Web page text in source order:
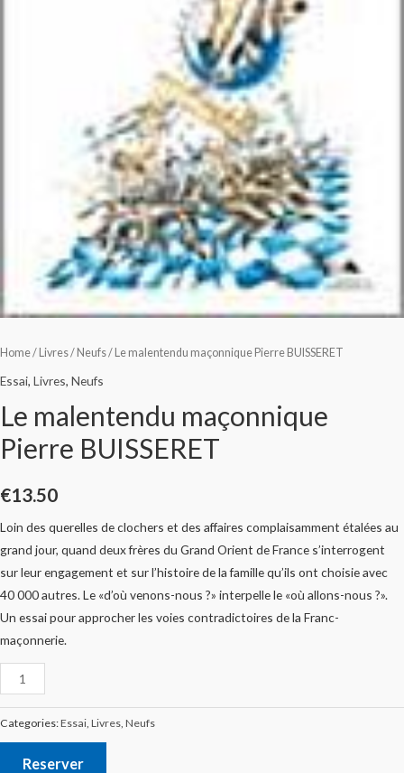
Home/ Livres/ Neufs/ Le malentendu maçonnique Pierre BUISSERET
Essai, Livres, Neufs
Le malentendu maçonnique
Pierre BUISSERET
€13.50
Loin des querelles de clochers et des affaires complaisamment étalées au
grand jour, quand deux frères du Grand Orient de France s’interrogent
sur leur engagement et sur l’histoire de la famille qu’ils ont choisie avec
40 000 autres. Le «d’où venons-nous ?» interpelle le «où allons-nous ?».
Un essai pour approcher les voies contradictoires de la Franc-
maçonnerie.
Categories:Essai, Livres, Neufs
Reserver